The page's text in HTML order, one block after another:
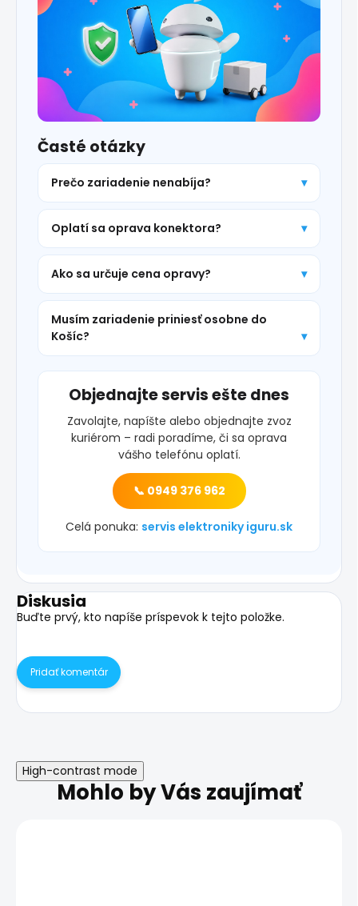
Časté otázky
Prečo zariadenie nenabíja?
Oplatí sa oprava konektora?
Ako sa určuje cena opravy?
Musím zariadenie priniesť osobne do
Košíc?
Objednajte servis ešte dnes
Zavolajte, napíšte alebo objednajte zvoz
kuriérom – radi poradíme, či sa oprava
vášho telefónu oplatí.
📞 0949 376 962
Celá ponuka: servis elektroniky iguru.sk
Diskusia
Buďte prvý, kto napíše príspevok k tejto položke.
Pridať komentár
High-contrast mode
Mohlo by Vás zaujímať